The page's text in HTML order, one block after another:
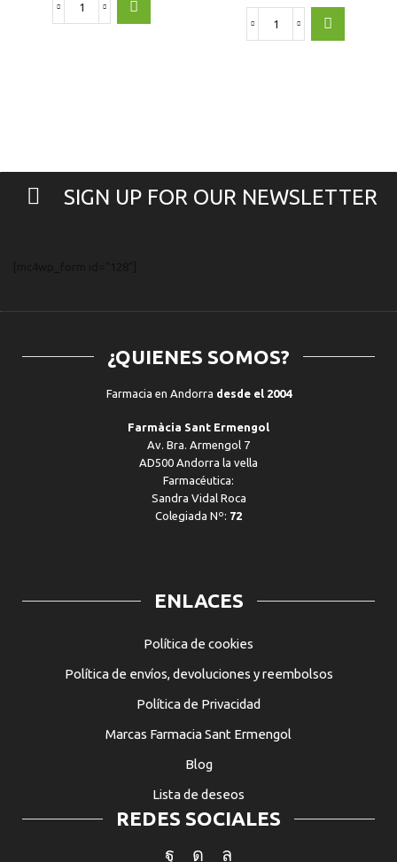
Soivre
Babe
SIGN UP FOR OUR NEWSLETTER
¿QUIENES SOMOS?
Farmacia en Andorra desde el 2004
Farmàcia Sant Ermengol
Av. Bra. Armengol 7
AD500 Andorra la vella
Farmacéutica:
Sandra Vidal Roca
Colegiada Nº: 72
ENLACES
Política de cookies
Política de envíos, devoluciones y reembolsos
Política de Privacidad
Marcas Farmacia Sant Ermengol
Blog
Lista de deseos
REDES SOCIALES